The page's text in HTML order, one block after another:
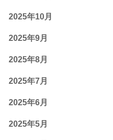
2025年10月
2025年9月
2025年8月
2025年7月
2025年6月
2025年5月